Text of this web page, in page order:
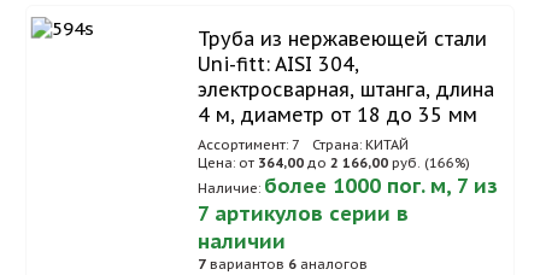
Труба из нержавеющей стали
Uni-fitt: AISI 304,
электросварная, штанга, длина
4 м, диаметр от 18 до 35 мм
Ассортимент: 7
Страна: КИТАЙ
Цена: от 364,00 до 2 166,00 руб. (166%)
Наличие: более 1000 пог. м, 7 из
7 артикулов серии в
наличии
7 вариантов 6 аналогов